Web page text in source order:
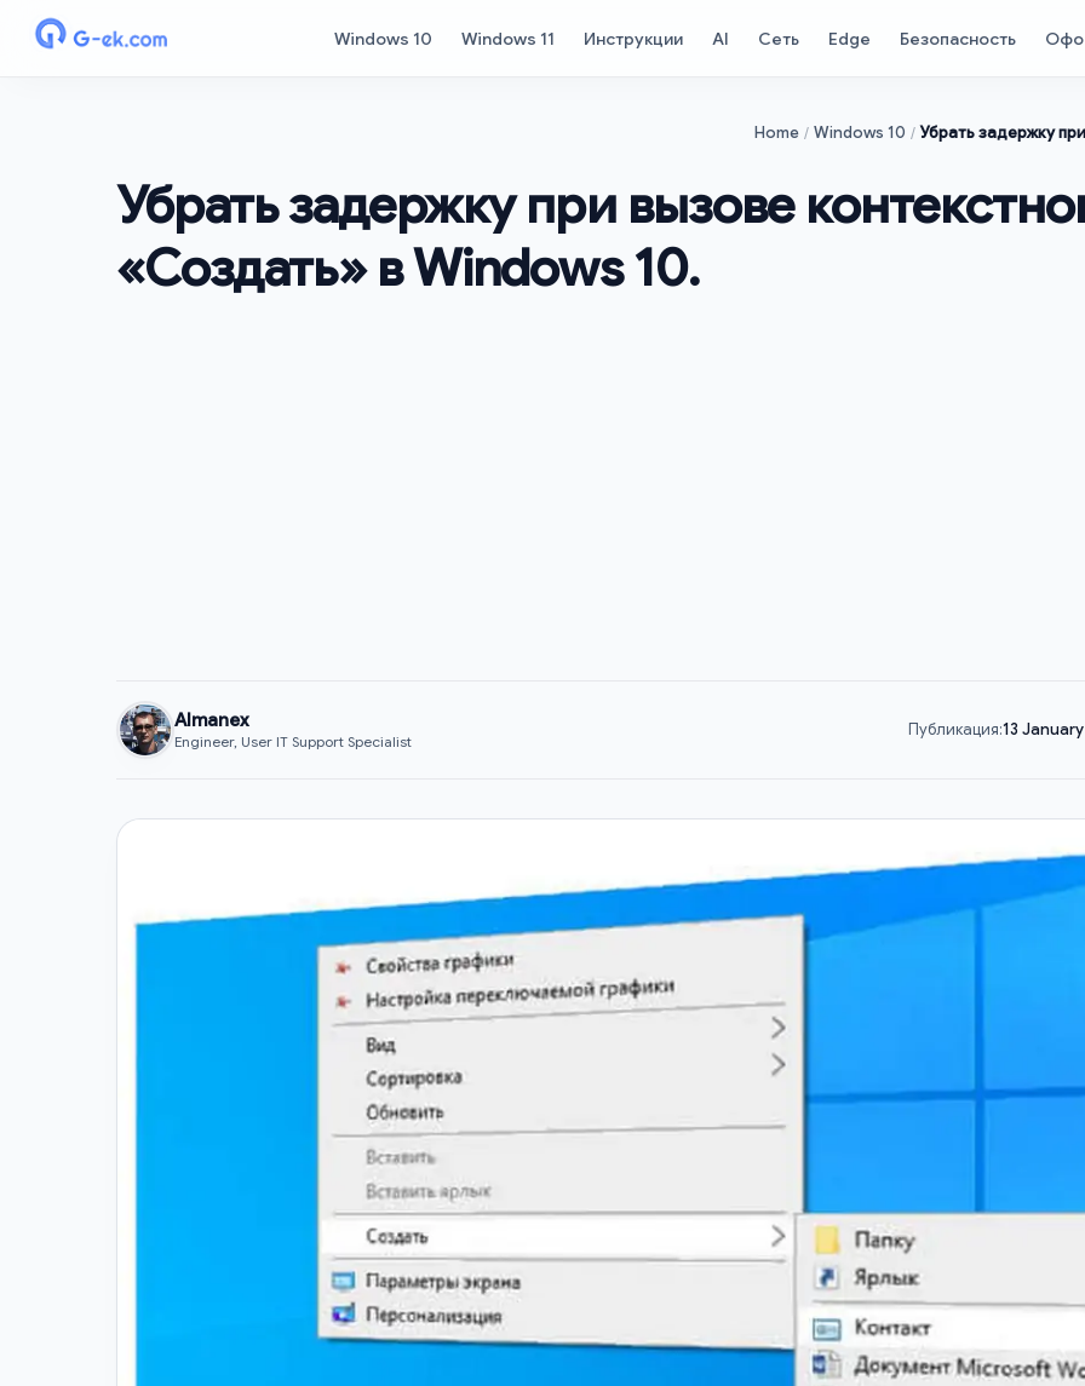
Windows 10 Windows 11 Инструкции AI Сеть Edge Безопасность
Home Windows 10 Убрать задержку
Убрать задержку при вызове
«Создать» в Windows 10.
Almanex
Engineer, User IT Support Specialist
Публикация:13